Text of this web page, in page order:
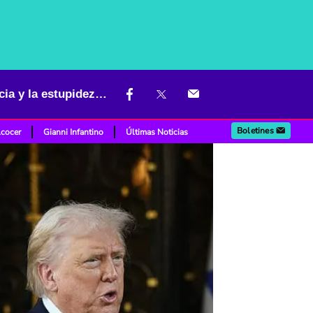
Trump pidió parar ataques entre Israel e Irán y dijo que la “ignorancia y la estupidez” pueden frustrar el diálogo
Gianni Infantino Últimas Noticias Boletines